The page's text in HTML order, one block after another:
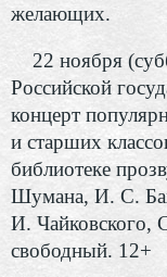
желающих.
22 ноября
Российской
концерт
и старших
библиотеке
Шумана, И. С.
И. Чайковского,
свободный. 12+